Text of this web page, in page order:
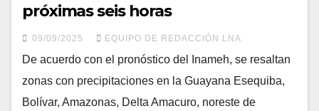
próximas seis horas
09/09/2025 EQUIPO DE REDACCIÓN LNA
De acuerdo con el pronóstico del Inameh, se resaltan
zonas con precipitaciones en la Guayana Esequiba,
Bolívar, Amazonas, Delta Amacuro, noreste de